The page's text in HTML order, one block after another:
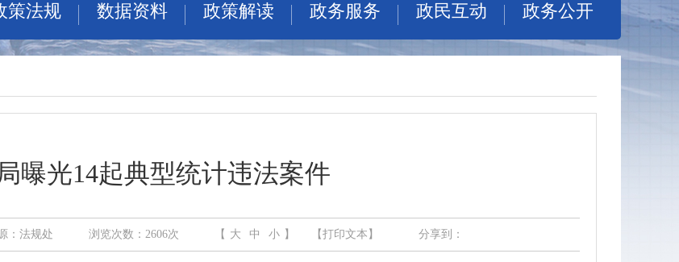
策法规 数据资料 政策解读 政务服务 政民互动 政务公开
曝光14起典型统计违法案件
：法规处 浏览次数： 2606次 【 大 中 小 】 【打印文本】 分享到：